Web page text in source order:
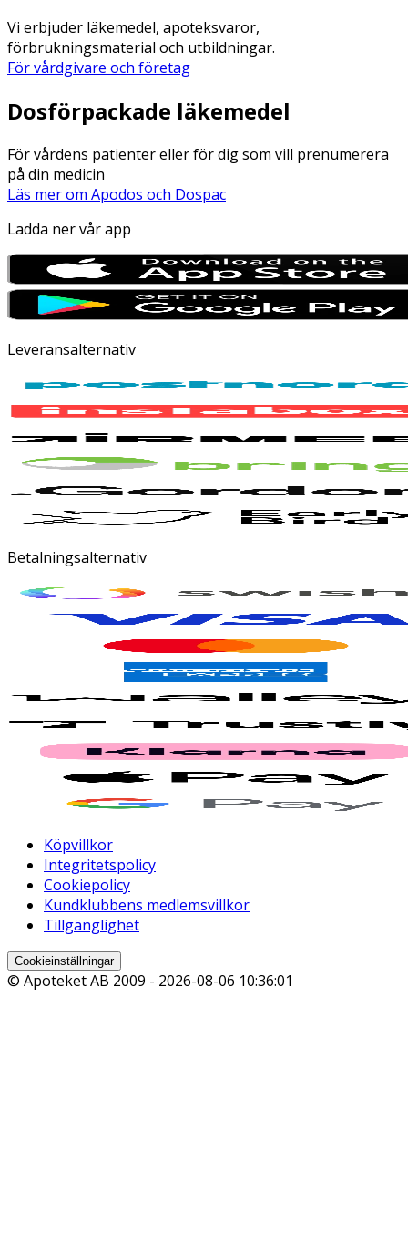
Vi erbjuder läkemedel, apoteksvaror,
förbrukningsmaterial och utbildningar.
För vårdgivare och företag
Dosförpackade läkemedel
För vårdens patienter eller för dig som vill prenumerera
på din medicin
Läs mer om Apodos och Dospac
Ladda ner vår app
Leveransalternativ
Betalningsalternativ
Köpvillkor
Integritetspolicy
Cookiepolicy
Kundklubbens medlemsvillkor
Tillgänglighet
Cookieinställningar
© Apoteket AB 2009 - 2026-08-06 10:36:01